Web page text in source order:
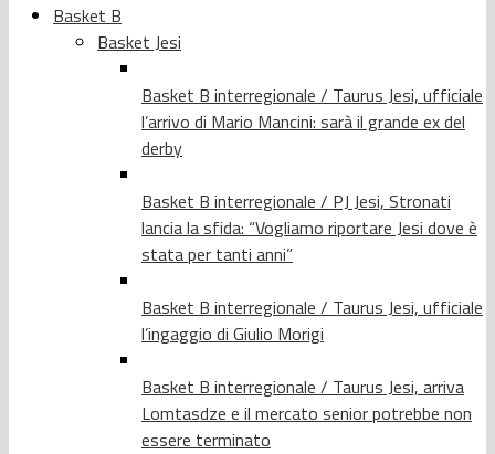
Basket B
Basket Jesi
Basket B interregionale / Taurus Jesi, ufficiale
l’arrivo di Mario Mancini: sarà il grande ex del
derby
Basket B interregionale / PJ Jesi, Stronati
lancia la sfida: “Vogliamo riportare Jesi dove è
stata per tanti anni”
Basket B interregionale / Taurus Jesi, ufficiale
l’ingaggio di Giulio Morigi
Basket B interregionale / Taurus Jesi, arriva
Lomtasdze e il mercato senior potrebbe non
essere terminato